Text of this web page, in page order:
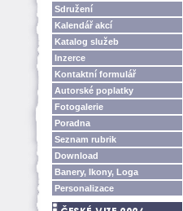
Sdružení
Kalendář akcí
Katalog služeb
Inzerce
Kontaktní formulář
Autorské poplatky
Fotogalerie
Poradna
Seznam rubrik
Download
Banery, Ikony, Loga
Personalizace